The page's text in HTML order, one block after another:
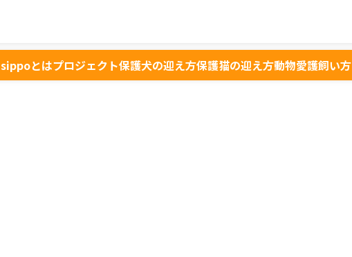
sippoとはプロジェクト保護犬の迎え方保護猫の迎え方動物愛護飼い方